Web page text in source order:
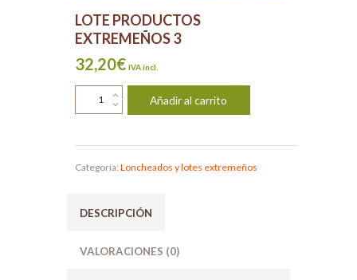
LOTE PRODUCTOS
EXTREMEÑOS 3
32,20€ IVA incl.
PRODUCTOS
cantidad
Añadir al carrito
Categoría: Loncheados y lotes extremeños
DESCRIPCIÓN
VALORACIONES (0)